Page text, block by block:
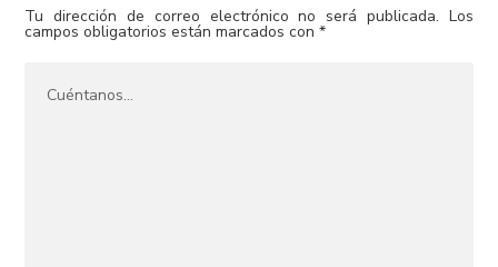
Tu dirección de correo electrónico no será publicada. Los
campos obligatorios están marcados con*